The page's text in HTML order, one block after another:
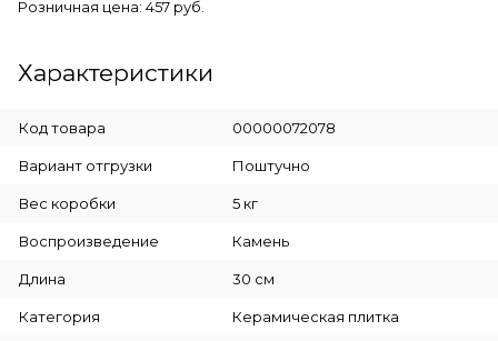
Розничная цена: 457 руб.
Характеристики
Код товара 00000072078
Вариант отгрузки Поштучно
Вес коробки 5 кг
Воспроизведение Камень
Длина 30 см
Категория Керамическая плитка